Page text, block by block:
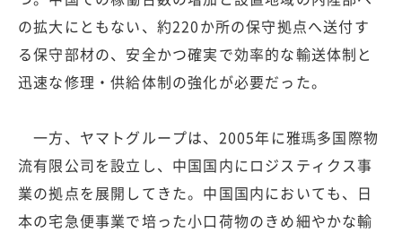
の拡大にともない、約220か所の保守拠点へ送付す
る保守部材の、安全かつ確実で効率的な輸送体制と
迅速な修理・供給体制の強化が必要だった。
一方、ヤマトグループは、2005年に雅瑪多国際物
流有限公司を設立し、中国国内にロジスティクス事
業の拠点を展開してきた。中国国内においても、日
本の宅急便事業で培った小口荷物のきめ細やかな輸